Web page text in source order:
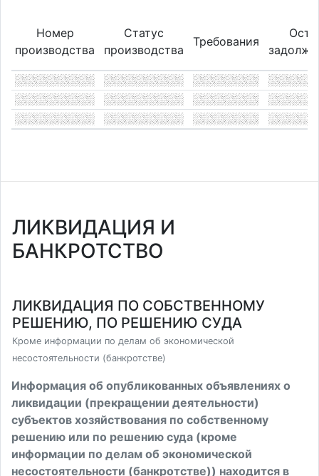
Номер
производства
Статус
производства
Требования
ЛИКВИДАЦИЯ И
БАНКРОТСТВО
ЛИКВИДАЦИЯ ПО СОБСТВЕННОМУ
РЕШЕНИЮ, ПО РЕШЕНИЮ СУДА
Кроме информации по делам об экономической
несостоятельности (банкротстве)
Информация об опубликованных объявлениях о
ликвидации (прекращении деятельности)
субъектов хозяйствования по собственному
решению или по решению суда (кроме
информации по делам об экономической
несостоятельности (банкротстве)) находится в